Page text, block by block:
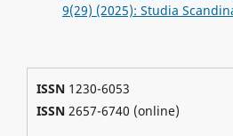
9(29) (2025): Studia
ISSN 1230-6053
ISSN2657-6740 (online)